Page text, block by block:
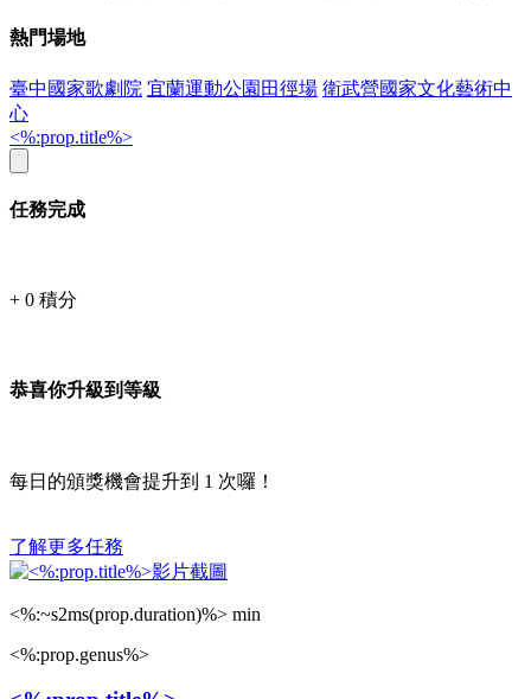
熱門場地
臺中國家歌劇院 宜蘭運動公園田徑場 衛武營國家文化藝術中
心
<%:prop.title%>
任務完成
+ 0 積分
恭喜你升級到等級
每日的頒獎機會提升到 1 次囉！
了解更多任務
<%:~s2ms(prop.duration)%> min
<%:prop.genus%>